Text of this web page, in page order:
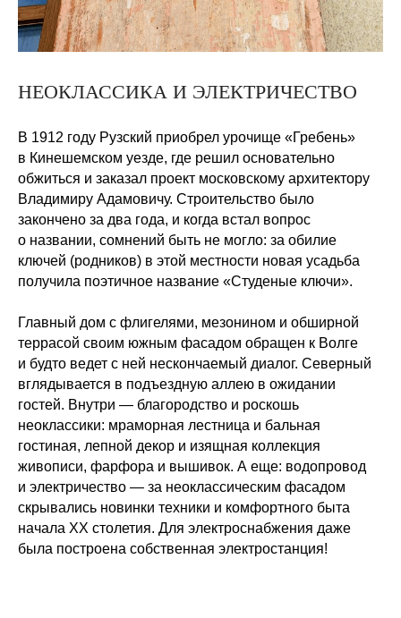
НЕОКЛАССИКА И ЭЛЕКТРИЧЕСТВО
В 1912 году Рузский приобрел урочище «Гребень»
в Кинешемском уезде, где решил основательно
обжиться и заказал проект московскому архитектору
Владимиру Адамовичу. Строительство было
закончено за два года, и когда встал вопрос
о названии, сомнений быть не могло: за обилие
ключей (родников) в этой местности новая усадьба
получила поэтичное название «Студеные ключи».
Главный дом с флигелями, мезонином и обширной
террасой своим южным фасадом обращен к Волге
и будто ведет с ней нескончаемый диалог. Северный
вглядывается в подъездную аллею в ожидании
гостей. Внутри — благородство и роскошь
неоклассики: мраморная лестница и бальная
гостиная, лепной декор и изящная коллекция
живописи, фарфора и вышивок. А еще: водопровод
и электричество — за неоклассическим фасадом
скрывались новинки техники и комфортного быта
начала XX столетия. Для электроснабжения даже
была построена собственная электростанция!